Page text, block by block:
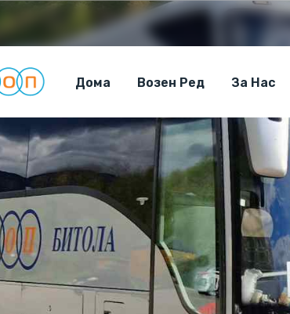
Дома Возен Ред За Нас